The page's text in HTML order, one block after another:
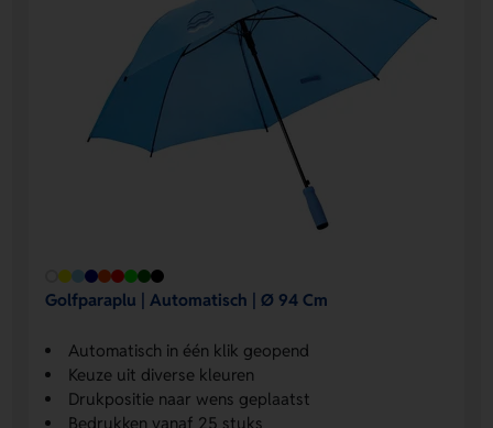
Golfparaplu | Automatisch | Ø 94 Cm
Automatisch in één klik geopend
Keuze uit diverse kleuren
Drukpositie naar wens geplaatst
Bedrukken vanaf 25 stuks